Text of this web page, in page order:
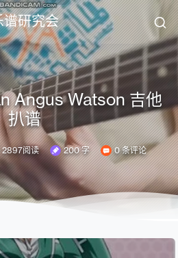
谱研究会
Angus Watson 吉他
扒谱
2897阅读 200 字 0 条评论